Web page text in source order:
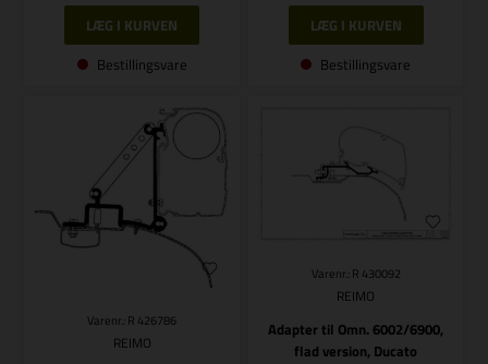
Bestillingsvare Bestillingsvare
Varenr.: R 426786
REIMO
Varenr.: R 430092
REIMO
Adapter til Omn. 6002/6900,
flad version, Ducato